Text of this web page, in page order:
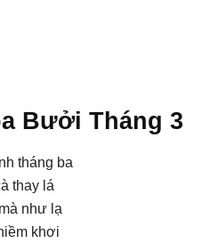
Bưởi Tháng 3
tháng ba
thay lá
như lạ
khơi